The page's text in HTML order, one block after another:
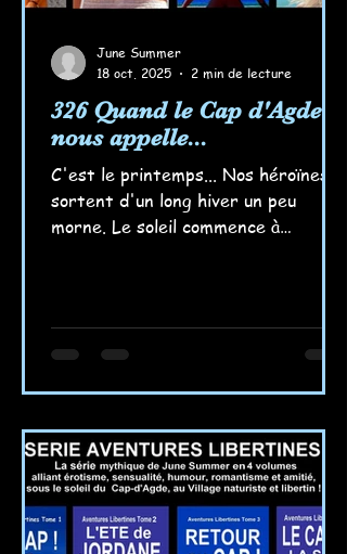
326 Quand le Cap d'Agde
nous appelle...
C'est le printemps... Nos héroïnes
sortent d'un long hiver un peu
morne. Le soleil commence à
et libre les titille... Elle vont y aller,
c'est certain, tout bientôt ! Elles se
Cap, sur cette plage brûlante où les
corps se réunissent ; elles se
souviennent des jeux interdits dans
la mer ondulante si accu
June Summer
18 oct. 2025
2 min de lecture